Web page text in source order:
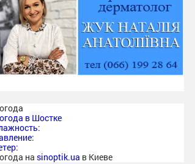
в Шостке
на sinoptik.ua в Киеве